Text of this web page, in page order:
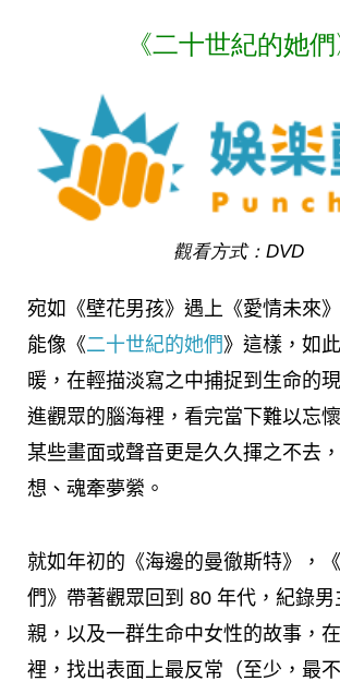
《二十世紀的她們
觀看方式：DVD
宛如《壁花男孩》遇上《愛情未來
能像《二十世紀的她們》這樣，如
暖，在輕描淡寫之中捕捉到生命的
進觀眾的腦海裡，看完當下難以忘
某些畫面或聲音更是久久揮之不去
想、魂牽夢縈。
就如年初的《海邊的曼徹斯特》，
們》帶著觀眾回到 80 年代，紀錄男
親，以及一群生命中女性的故事，
裡，找出表面上最反常（至少，最